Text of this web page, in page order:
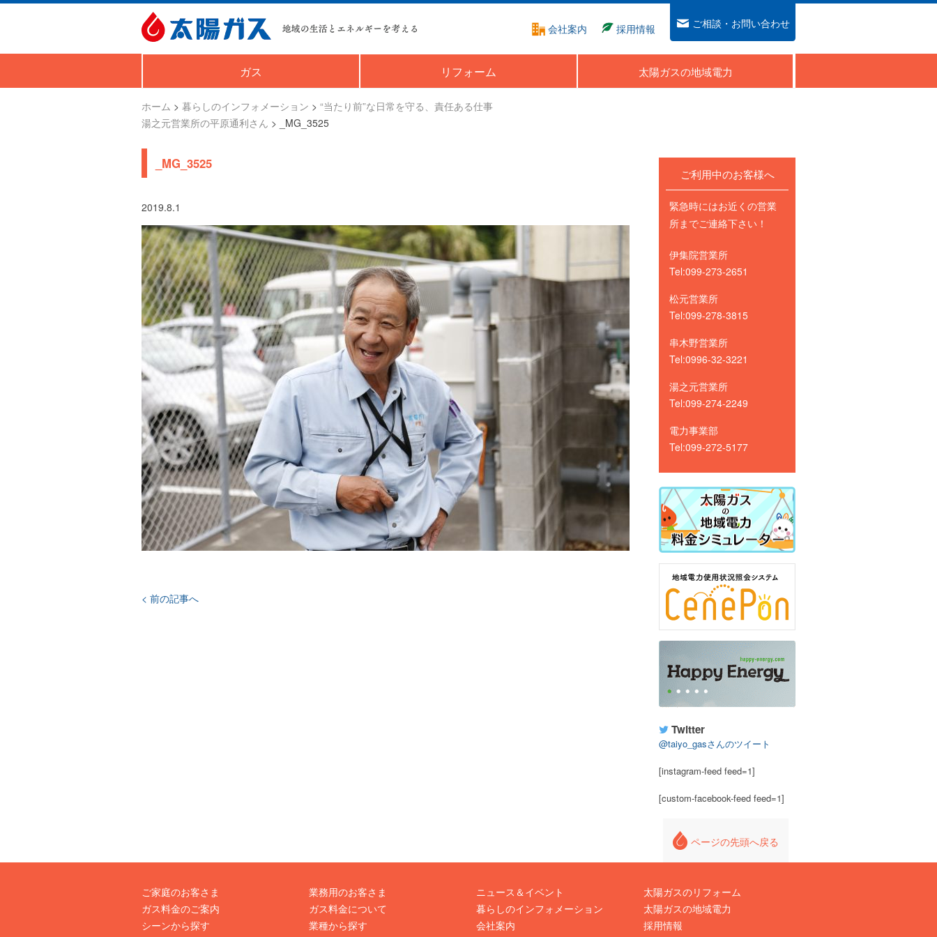
ガス リフォーム 太陽ガスの地域電力
会社案内 採用情報 ご相談・お問い合わせ
ホーム > 暮らしのインフォメーション > “当たり前”な日常を守る、責任ある仕事
湯之元営業所の平原通利さん > _MG_3525
_MG_3525
2019.8.1
< 前の記事へ
ご利用中のお客様へ
緊急時にはお近くの営業
所までご連絡下さい！
伊集院営業所
Tel:099-273-2651
松元営業所
Tel:099-278-3815
串木野営業所
Tel:0996-32-3221
湯之元営業所
Tel:099-274-2249
電力事業部
Tel:099-272-5177
Twitter
@taiyo_gasさんのツイート
[instagram-feed feed=1]
[custom-facebook-feed feed=1]
ページの先頭へ戻る
ご家庭のお客さま
ガス料金のご案内
シーンから探す
業務用のお客さま
ガス料金について
業種から探す
ニュース＆イベント
暮らしのインフォメーション
会社案内
太陽ガスのリフォーム
太陽ガスの地域電力
採用情報